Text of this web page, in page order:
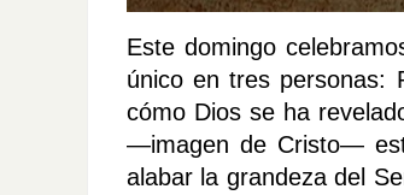
Este domingo
único en tres personas:
cómo Dios se ha
—imagen de Cristo—
alabar la grandeza del